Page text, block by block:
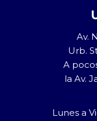
Av.
Urb.
A
la Av.
Lunes a